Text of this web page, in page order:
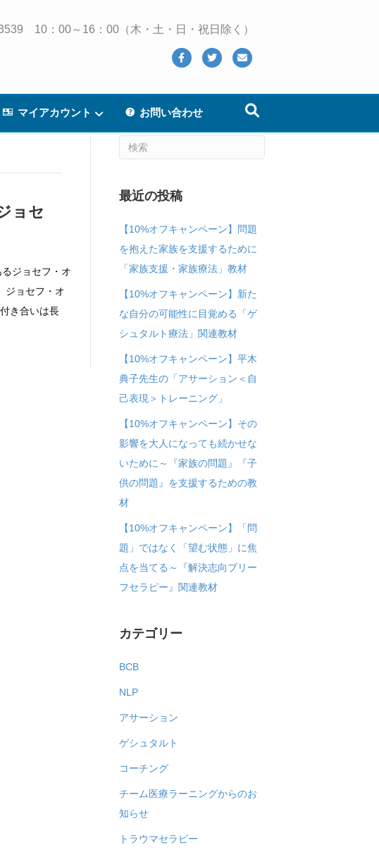
10：00～16：00（木・土・日・祝日除く）
FacebookTwitter
マイアカウント お問い合わせ
ョセ
ジョセフ・オ
ジョセフ・オ
き合いは長
最近の投稿
【10%オフキャンペーン】問題
を抱えた家族を支援するために
「家族支援・家族療法」教材
【10%オフキャンペーン】新た
な自分の可能性に目覚める「ゲ
シュタルト療法」関連教材
【10%オフキャンペーン】平木
典子先生の「アサーション＜自
己表現＞トレーニング」
【10%オフキャンペーン】その
影響を大人になっても続かせな
いために～『家族の問題』『子
供の問題』を支援するための教
材
【10%オフキャンペーン】「問
題」ではなく「望む状態」に焦
点を当てる～『解決志向ブリー
フセラピー』関連教材
カテゴリー
BCB
NLP
アサーション
ゲシュタルト
コーチング
チーム医療ラーニングからのお
知らせ
トラウマセラピー